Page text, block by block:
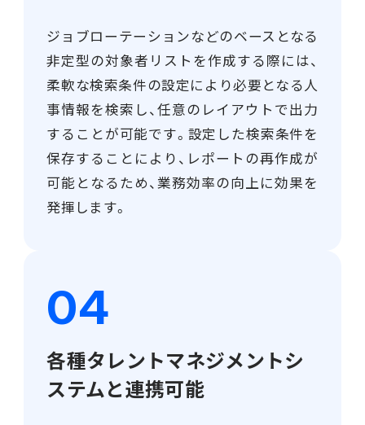
ジョブローテーションなどのベースとなる
非定型の対象者リストを作成する際には、
柔軟な検索条件の設定により必要となる人
事情報を検索し、任意のレイアウトで出力
することが可能です。設定した検索条件を
保存することにより、レポートの再作成が
可能となるため、業務効率の向上に効果を
発揮します。
各種タレントマネジメントシ
ステムと連携可能